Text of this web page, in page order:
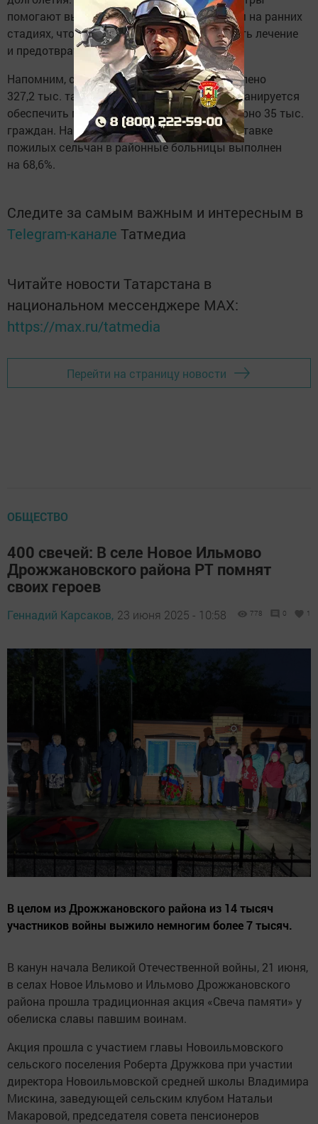
помогают выявить проблемы со здоровьем на ранних
стадиях, что позволяет своевременно начать лечение
и предотвратить серьезные осложнения.
Напомним, с 2019 по 2024 год было доставлено
327,2 тыс. татарстанцев. В текущем году планируется
обеспечить медицинскими услугами примерно 35 тыс.
граждан. На сегодняшний день план по доставке
пожилых сельчан в районные больницы выполнен
на 68,6%.
Следите за самым важным и интересным в
Telegram-канале Татмедиа
Читайте новости Татарстана в
национальном мессенджере MАХ:
https://max.ru/tatmedia
Перейти на страницу новости
ОБЩЕСТВО
400 свечей: В селе Новое Ильмово
Дрожжановского района РТ помнят
своих героев
Геннадий Карсаков, 23 июня 2025 - 10:58 778 0 1
В целом из Дрожжановского района из 14 тысяч
участников войны выжило немногим более 7 тысяч.
В канун начала Великой Отечественной войны, 21 июня,
в селах Новое Ильмово и Ильмово Дрожжановского
района прошла традиционная акция «Свеча памяти» у
обелиска славы павшим воинам.
Акция прошла с участием главы Новоильмовского
сельского поселения Роберта Дружкова при участии
директора Новоильмовской средней школы Владимира
Мискина, заведующей сельским клубом Натальи
Макаровой, председателя совета пенсионеров